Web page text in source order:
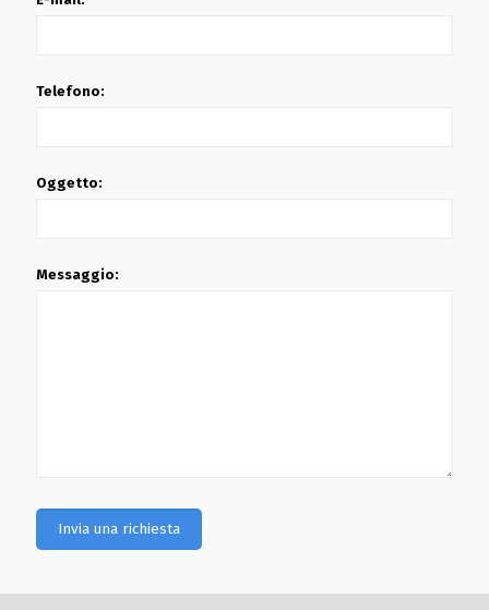
Telefono:
Oggetto:
Messaggio: